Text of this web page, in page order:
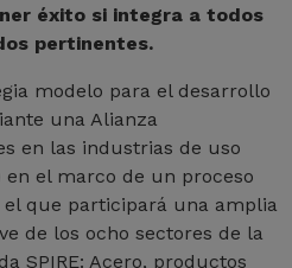
éxito si integra a todos
pertinentes.
modelo para el desarrollo
una Alianza
en las industrias de uso
en el marco de un proceso
el que participará una amplia
de los ocho sectores de la
SPIRE: Acero, productos